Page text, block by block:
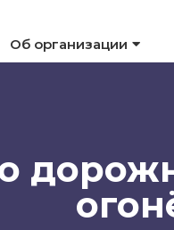
Об организации